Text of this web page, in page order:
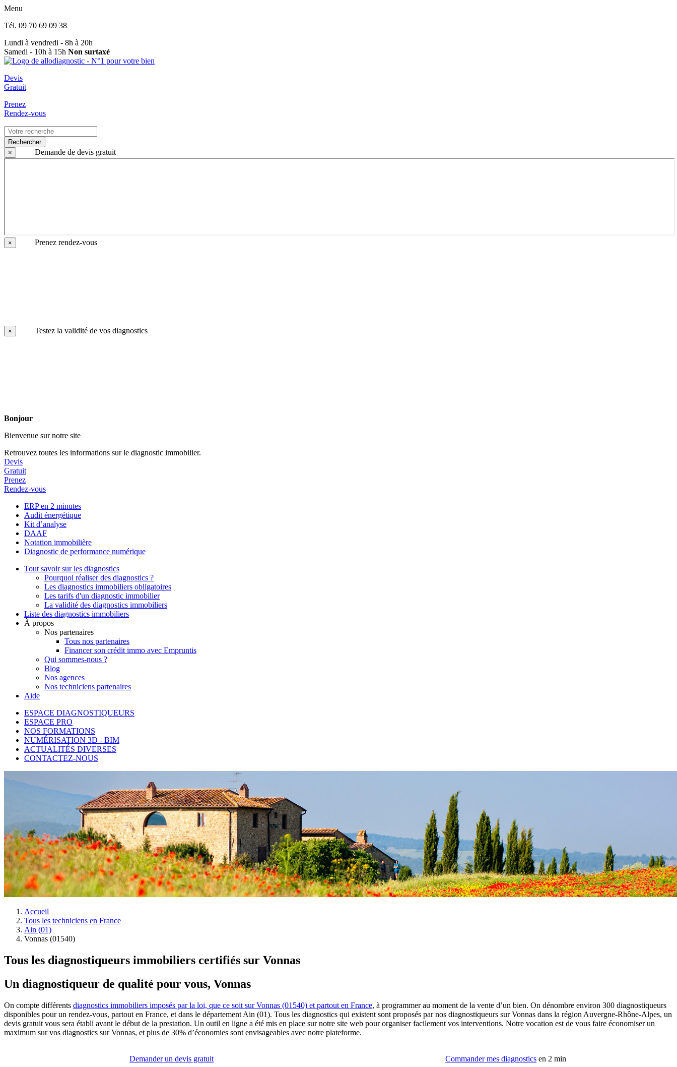
Menu
Tél. 09 70 69 09 38
Lundi à vendredi - 8h à 20h
Samedi - 10h à 15h Non surtaxé
Devis
Gratuit
Prenez
Rendez-vous
Rechercher
×
Demande de devis gratuit
× Prenez rendez-vous
× Testez la validité de vos diagnostics
Bonjour
Bienvenue sur notre site
Retrouvez toutes les informations sur le diagnostic immobilier.
Devis
Gratuit
Prenez
Rendez-vous
ERP en 2 minutes
Audit énergétique
Kit d’analyse
DAAF
Notation immobilière
Diagnostic de performance numérique
Tout savoir sur les diagnostics
Pourquoi réaliser des diagnostics ?
Les diagnostics immobiliers obligatoires
Les tarifs d'un diagnostic immobilier
La validité des diagnostics immobiliers
Liste des diagnostics immobiliers
À propos
Nos partenaires
Tous nos partenaires
Financer son crédit immo avec Empruntis
Qui sommes-nous ?
Blog
Nos agences
Nos techniciens partenaires
Aide
ESPACE DIAGNOSTIQUEURS
ESPACE PRO
NOS FORMATIONS
NUMÉRISATION 3D - BIM
ACTUALITÉS DIVERSES
CONTACTEZ-NOUS
Accueil
Tous les techniciens en France
Ain (01)
Vonnas (01540)
Tous les diagnostiqueurs immobiliers certifiés sur Vonnas
Un diagnostiqueur de qualité pour vous, Vonnas
On compte différents diagnostics immobiliers imposés par la loi, que ce soit sur Vonnas (01540) et partout en France, à programmer au moment de la vente d’un bien. On dénombre environ 300 diagnostiqueurs
disponibles pour un rendez-vous, partout en France, et dans le département Ain (01). Tous les diagnostics qui existent sont proposés par nos diagnostiqueurs sur Vonnas dans la région Auvergne-Rhône-Alpes, un
devis gratuit vous sera établi avant le début de la prestation. Un outil en ligne a été mis en place sur notre site web pour organiser facilement vos interventions. Notre vocation est de vous faire économiser un
maximum sur vos diagnostics sur Vonnas, et plus de 30% d’économies sont envisageables avec notre plateforme.
Demander un devis gratuit Commander mes diagnostics en 2 min